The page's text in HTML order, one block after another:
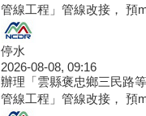
管線工程」管線改接， 預
停水
2026-08-08, 09:16
辦理「雲縣褒忠鄉三民路
管線工程」管線改接， 預